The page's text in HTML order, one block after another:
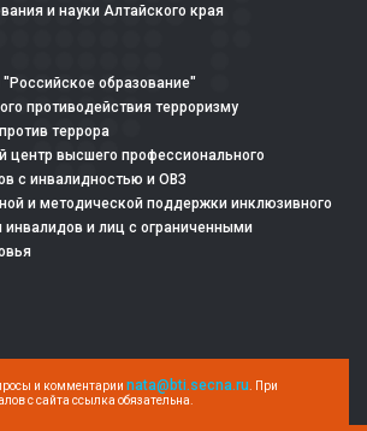
и науки Алтайского края
образование"
противодействия терроризму
террора
центр высшего профессионального
с инвалидностью и ОВЗ
и методической поддержки инклюзивного
инвалидов и лиц с ограниченными
и комментарии nata@bti.secna.ru . При
с сайта ссылка обязательна.